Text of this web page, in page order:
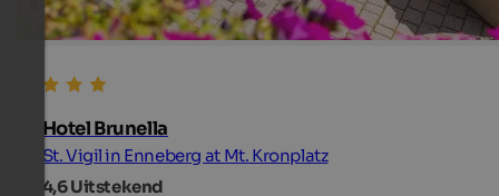
Hotel Brunella
St. Vigil in Enneberg at Mt. Kronplatz
4,6Uitstekend